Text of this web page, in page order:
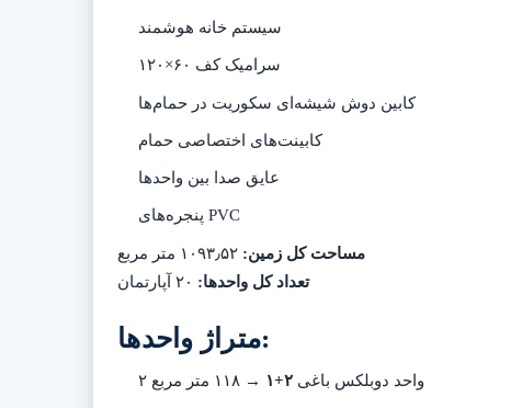
سیستم خانه هوشمند
سرامیک کف ۶۰×۱۲۰
کابین دوش شیشه‌ای سکوریت در حمام‌ها
کابینت‌های اختصاصی حمام
عایق صدا بین واحدها
پنجره‌های PVC
مساحت کل زمین:
تعداد کل واحدها:
متراژ واحدها:
۲ واحد دوبلکس باغی۲+۱ → ۱۱۸ متر مربع